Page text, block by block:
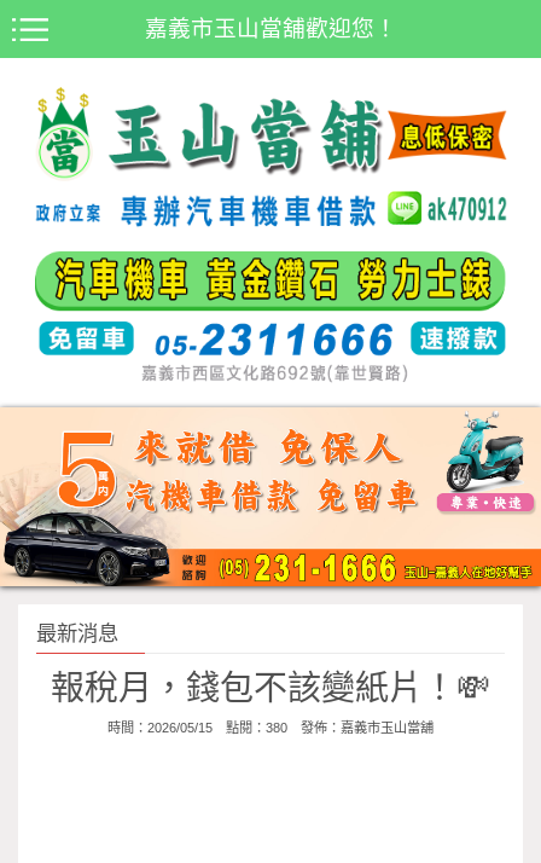
嘉義市玉山當舖歡迎您！
最新消息
報稅月，錢包不該變紙片！💸
時間：2026/05/15 點閱：380 發佈： 嘉義市玉山當舖